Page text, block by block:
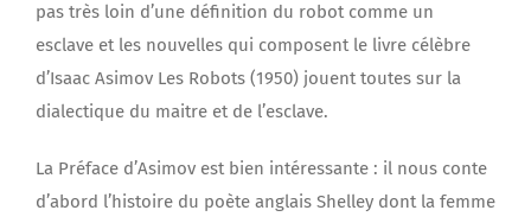
pas très loin d’une définition du robot comme un
esclave et les nouvelles qui composent le livre célèbre
d’Isaac Asimov Les Robots (1950) jouent toutes sur la
dialectique du maitre et de l’esclave.
La Préface d’Asimov est bien intéressante : il nous conte
d’abord l’histoire du poète anglais Shelley dont la femme